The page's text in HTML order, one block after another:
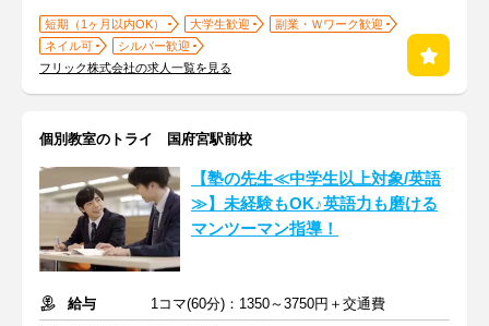
短期（1ヶ月以内OK） 大学生歓迎
副業・Ｗワーク歓迎
ネイル可
シルバー歓迎
フリック株式会社の求人一覧を見る
個別教室のトライ 国府宮駅前校
【塾の先生≪中学生以上対象/英語
≫】未経験もOK♪英語力も磨ける
マンツーマン指導！
給与
1コマ(60分)：1350～3750円＋交通費